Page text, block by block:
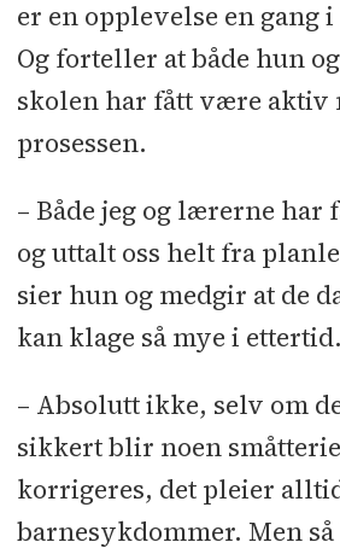
Limtre
er en opplevelse en gang
Og forteller at både hun
skolen har fått være aktiv
prosessen.
– Både jeg og lærerne har
og uttalt oss helt fra
sier hun og medgir at de
kan klage så mye i ettertid.
– Absolutt ikke, selv om
sikkert blir noen
korrigeres, det pleier
barnesykdommer. Men